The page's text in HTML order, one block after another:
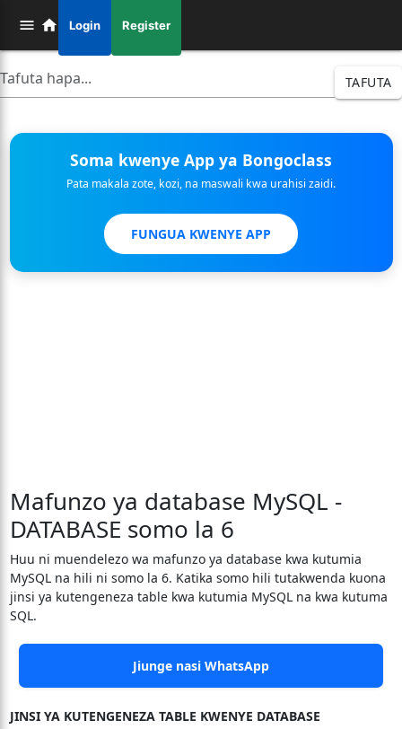
Login Register
TAFUTA
Soma kwenye App ya Bongoclass
Pata makala zote, kozi, na maswali kwa urahisi zaidi.
FUNGUA KWENYE APP
Mafunzo ya database MySQL -
DATABASE somo la 6
Huu ni muendelezo wa mafunzo ya database kwa kutumia
MySQL na hili ni somo la 6. Katika somo hili tutakwenda kuona
jinsi ya kutengeneza table kwa kutumia MySQL na kwa kutuma
SQL.
Jiunge nasi WhatsApp
JINSI YA KUTENGENEZA TABLE KWENYE DATABASE